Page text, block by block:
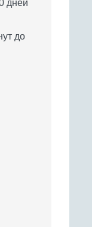
дней
до